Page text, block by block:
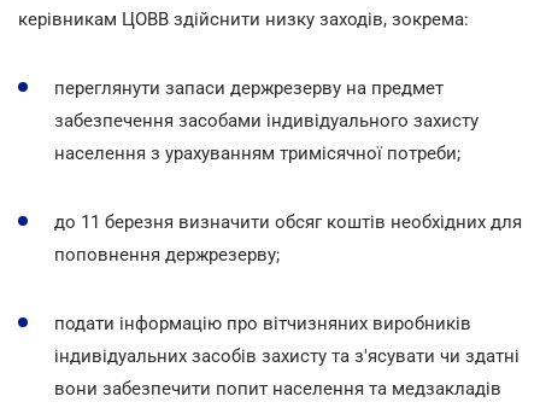
керівникам ЦОВВ здійснити низку заходів, зокрема:
переглянути запаси держрезерву на предмет
забезпечення засобами індивідуального захисту
населення з урахуванням тримісячної потреби;
до 11 березня визначити обсяг коштів необхідних для
поповнення держрезерву;
подати інформацію про вітчизняних виробників
індивідуальних засобів захисту та з'ясувати чи здатні
вони забезпечити попит населення та медзакладів